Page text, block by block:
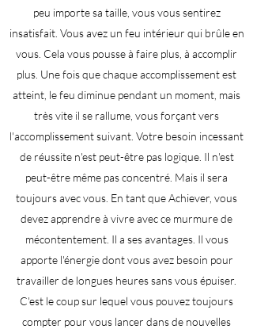
peu importe sa taille, vous vous sentirez
insatisfait. Vous avez un feu intérieur qui brûle en
vous. Cela vous pousse à faire plus, à accomplir
plus. Une fois que chaque accomplissement est
atteint, le feu diminue pendant un moment, mais
très vite il se rallume, vous forçant vers
l'accomplissement suivant. Votre besoin incessant
de réussite n'est peut-être pas logique. Il n'est
peut-être même pas concentré. Mais il sera
toujours avec vous. En tant que Achiever, vous
devez apprendre à vivre avec ce murmure de
mécontentement. Il a ses avantages. Il vous
apporte l'énergie dont vous avez besoin pour
travailler de longues heures sans vous épuiser.
C'est le coup sur lequel vous pouvez toujours
compter pour vous lancer dans de nouvelles